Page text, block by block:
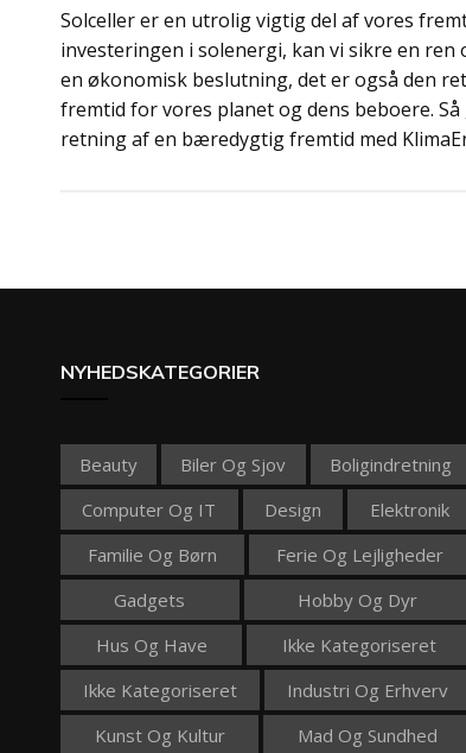
Solceller er en utrolig vigtig del af vores
investeringen i solenergi, kan vi sikre en
en økonomisk beslutning, det er også den
fremtid for vores planet og dens beboere.
retning af en bæredygtig fremtid med
NYHEDSKATEGORIER
Beauty Biler Og Sjov
Boligindretning
Computer Og IT
Design
Elektronik
Familie Og Børn
Ferie Og Lejligheder
Gadgets
Hobby Og Dyr
Hus Og Have
Ikke Kategoriseret
Ikke Kategoriseret
Industri Og Erhverv
Kunst Og Kultur
Mad Og Sundhed